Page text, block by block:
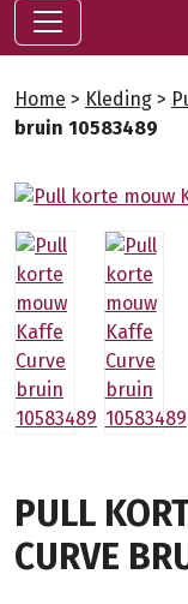
Home > Kleding >
bruin 10583489
PULL
CURVE